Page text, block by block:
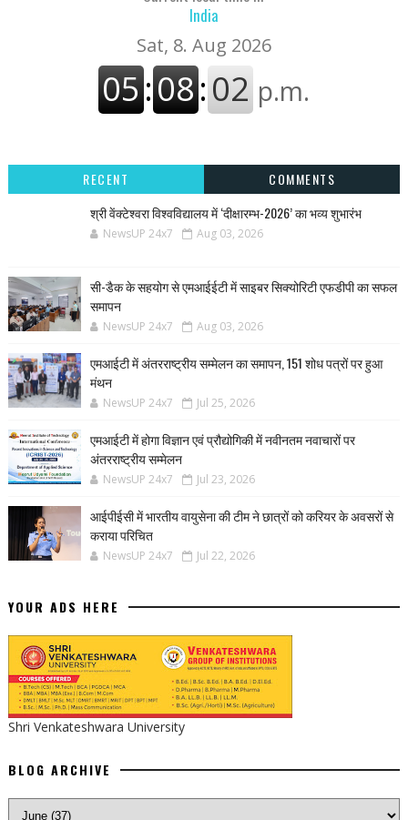
India
RECENT
COMMENTS
श्री वेंक्टेश्वरा विश्वविद्यालय में ‘दीक्षारम्भ-2026’ का भव्य शुभारंभ
NewsUP 24x7 Aug 03, 2026
सी-डैक के सहयोग से एमआईईटी में साइबर सिक्योरिटी एफडीपी का सफल
समापन
NewsUP 24x7 Aug 03, 2026
एमआईटी में अंतरराष्ट्रीय सम्मेलन का समापन, 151 शोध पत्रों पर हुआ
मंथन
NewsUP 24x7 Jul 25, 2026
एमआईटी में होगा विज्ञान एवं प्रौद्योगिकी में नवीनतम नवाचारों पर
अंतरराष्ट्रीय सम्मेलन
NewsUP 24x7 Jul 23, 2026
आईपीईसी में भारतीय वायुसेना की टीम ने छात्रों को करियर के अवसरों से
कराया परिचित
NewsUP 24x7 Jul 22, 2026
YOUR ADS HERE
Shri Venkateshwara University
BLOG ARCHIVE